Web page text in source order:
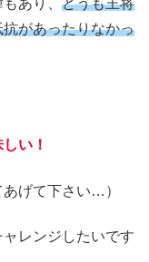
があったりなかっ
い！
げて下さい…）
レンジしたいです